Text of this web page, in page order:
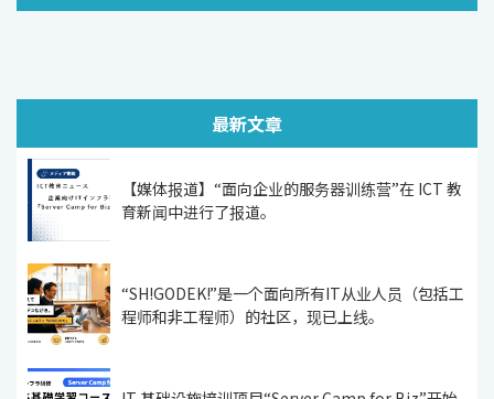
最新文章
【媒体报道】“面向企业的服务器训练营”在 ICT 教
育新闻中进行了报道。
“SH!GODEK!”是一个面向所有IT从业人员（包括工
程师和非工程师）的社区，现已上线。